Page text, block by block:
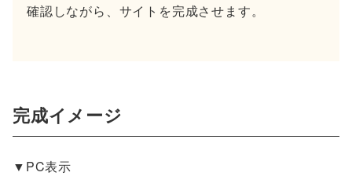
確認しながら、サイトを完成させます。
完成イメージ
▼PC表示